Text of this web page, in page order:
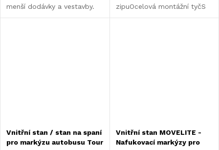
menší dodávky a vestavby.
zipuOcelová montážní tyčS
bouřkovou výztuží
Vnitřní stan / stan na spaní
pro markýzu autobusu Tour
Vnitřní stan MOVELITE -
Nafukovací markýzy pro